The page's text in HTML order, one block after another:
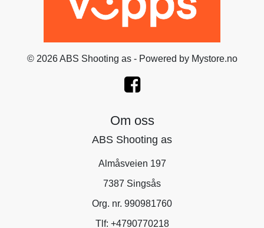
© 2026 ABS Shooting as - Powered by Mystore.no
Om oss
ABS Shooting as
Almåsveien 197
7387 Singsås
Org. nr. 990981760
Tlf: +4790770218